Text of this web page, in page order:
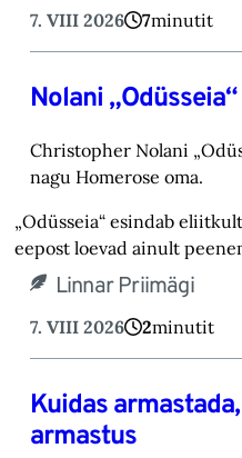
7. VIII 2026 7minutit
Nolani
Christopher Nolani
nagu Homerose oma.‎
„Odüsseia“ esindab
eepost loevad ainult
Linnar Priimägi
7. VIII 2026 2minutit
Kuidas
armastus